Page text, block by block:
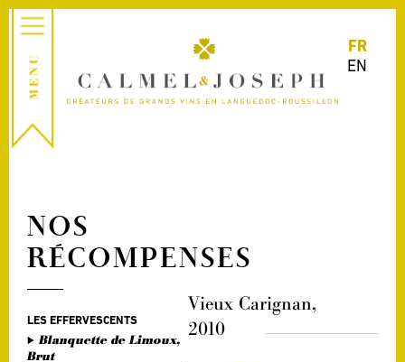
FR
EN
NOS
RÉCOMPENSES
LES EFFERVESCENTS
Blanquette de Limoux,
Brut
Vieux Carignan,
2010